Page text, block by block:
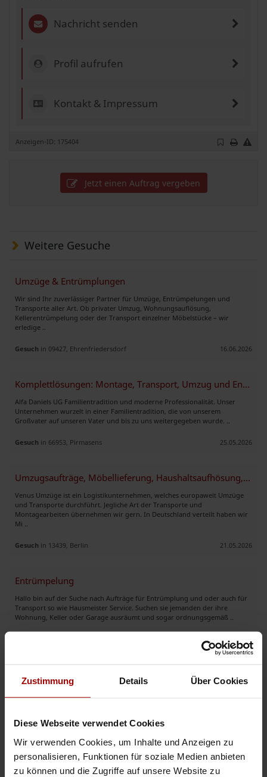
Zustimmung Details Über Cookies
Diese Webseite verwendet Cookies
Wir verwenden Cookies, um Inhalte und Anzeigen zu
personalisieren, Funktionen für soziale Medien anbieten
zu können und die Zugriffe auf unsere Website zu
Nachricht senden
Profil aufrufen
Kontakt & Impressum
Anzeigen-ID: 175404
Jetzt einen Auftrag vergeben
Weitere Gesuche
Umzüge & Entrümplungen
Wir sind Ihr zuverlässiger Partner für Umzüge, Entrümpelungen und
Transporte aller Art. Ob privater Umzug, Wohnungsauflösung,
Kellerentrümpelung oder der Transport einzelner Möbelstücke – wir
erledige ..
Gesuch in 09427, Ehrenfriedersdorf 16.06.2026
Komplettlösungen: Montage, Transport, Umzug und Entrümpelung
Alfa Daniels UG Familientradition und moderne Professionalität. Unser
Unternehmen wurzelt in einer Familientradition, die von unserem
Großvater auf unseren Vater und bis zu uns weitergegeben wurde. ..
Gesuch in 66953, Pirmasens 25.05.2026
Umzugsaufträge, Möbellieferung, Haushaltsaufhösung, Entrümpelung
Venus Umzüge ist ein Logistikunternehmen, welches europaweit Umzüge
und Transporte durchführt. Jegliche Art der Transporte und
Montagearbeiten übernehmen wir gern. In Deutschland verteilt haben wir
Mi ..
Gesuch in 13439, Berlin 21.05.2026
Entrümpelung
Hallo bin auf der Suche nach Aufträge für Entrümplung und oder auch für
Transport so wie Hausmeister Service. Suchen sie jemanden der ihre
Wohnung, Keller oder Garage ausräumt und sogar ordnungsgemäß ..
Alle Montage ab-Aufbau Umzüge und Entrümpelungen
Europaweite Transporte • Wohnungs-, Keller-, Dachboden- und